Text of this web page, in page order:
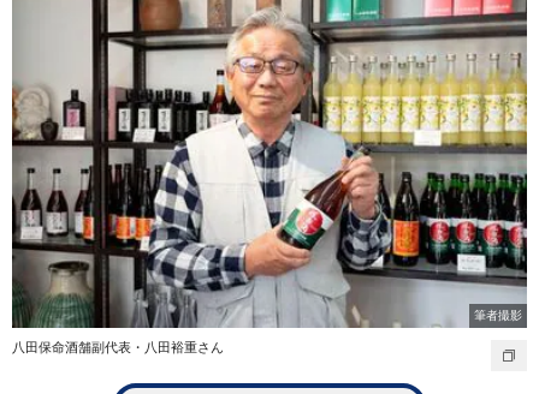
筆者撮影
八田保命酒舗副代表・八田裕重さん